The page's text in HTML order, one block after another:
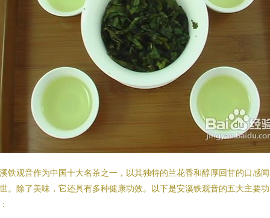
铁观音作为中国十大名茶之一，以其独特的兰花香和醇厚回甘的口感
。除了美味，它还具有多种健康功效。以下是安溪铁观音的五大主要功